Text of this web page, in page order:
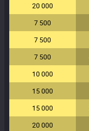
20 000
7 500
7 500
7 500
10 000
15 000
15 000
20 000